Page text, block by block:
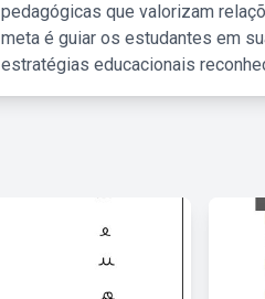
pedagógicas que valorizam
meta é guiar os estudantes em
estratégias educacionais